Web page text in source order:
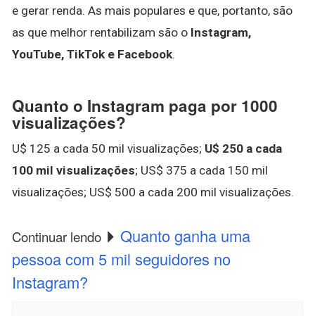
e gerar renda. As mais populares e que, portanto, são
as que melhor rentabilizam são o Instagram,
YouTube, TikTok e Facebook.
Quanto o Instagram paga por 1000
visualizações?
U$ 125 a cada 50 mil visualizações; U$ 250 a cada
100 mil visualizações; US$ 375 a cada 150 mil
visualizações; US$ 500 a cada 200 mil visualizações.
Continuar lendo
Quanto ganha uma
pessoa com 5 mil seguidores no
Instagram?